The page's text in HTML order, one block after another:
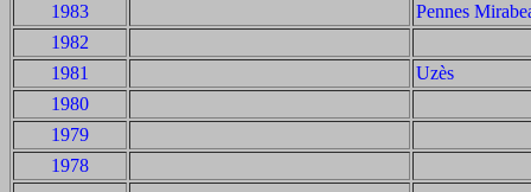
1983
Pennes
1982
1981
Uzès
1980
1979
1978